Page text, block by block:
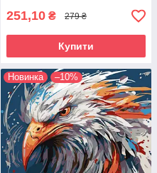
251,10 ₴ 279 ₴
Купити
Новинка –10%